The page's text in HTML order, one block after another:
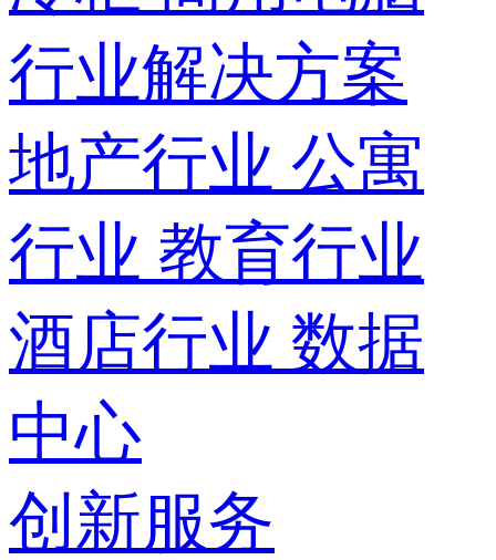
行业解决方案
地产行业 公寓
行业 教育行业
酒店行业 数据
中心
创新服务